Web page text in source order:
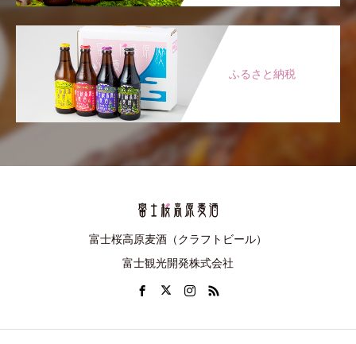
ふるさと納税
富士桜高原麦酒（クラフトビール）
富士観光開発株式会社